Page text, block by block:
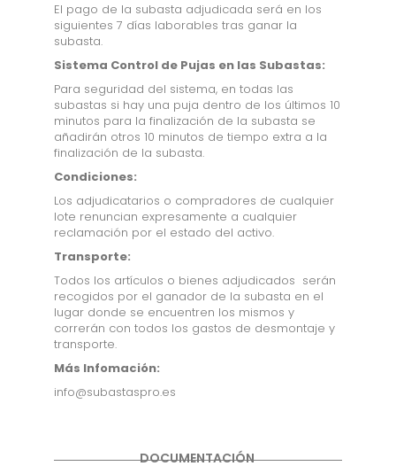
El pago de la subasta adjudicada será en los
siguientes 7 días laborables tras ganar la
subasta.
Sistema Control de Pujas en las Subastas:
Para seguridad del sistema, en todas las
subastas si hay una puja dentro de los últimos 10
minutos para la finalización de la subasta se
añadirán otros 10 minutos de tiempo extra a la
finalización de la subasta.
Condiciones:
Los adjudicatarios o compradores de cualquier
lote renuncian expresamente a cualquier
reclamación por el estado del activo.
Transporte:
Todos los artículos o bienes adjudicados serán
recogidos por el ganador de la subasta en el
lugar donde se encuentren los mismos y
correrán con todos los gastos de desmontaje y
transporte.
Más Infomación:
info@subastaspro.es
DOCUMENTACIÓN